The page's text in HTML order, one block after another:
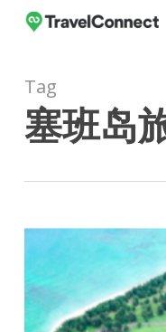
Skip
content
Tag
塞班岛